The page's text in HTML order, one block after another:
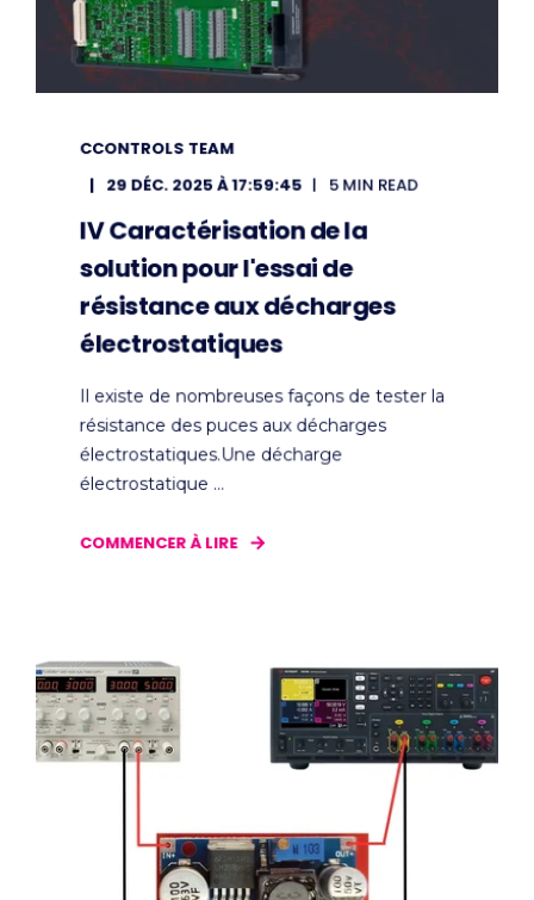
CCONTROLS TEAM
29 DÉC. 2025 À 17:59:45
5 MIN READ
IV Caractérisation de la
solution pour l'essai de
résistance aux décharges
électrostatiques
Il existe de nombreuses façons de tester la
résistance des puces aux décharges
électrostatiques.Une décharge
électrostatique ...
COMMENCER À LIRE